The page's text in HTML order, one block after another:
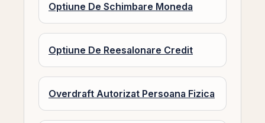
Optiune De Schimbare Moneda
Optiune De Reesalonare Credit
Overdraft Autorizat Persoana Fizica